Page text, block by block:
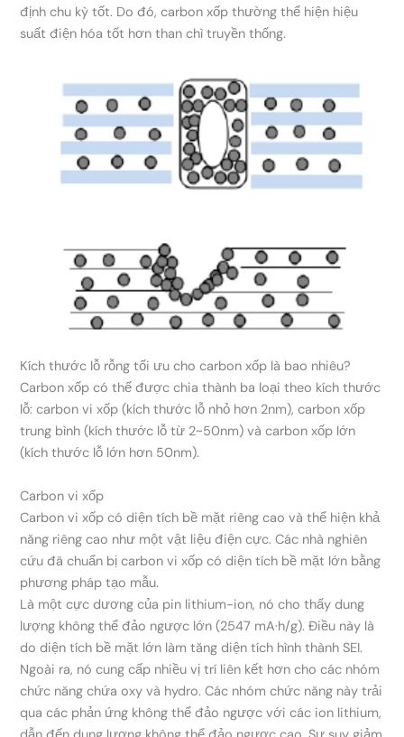
định chu kỳ tốt. Do đó, carbon xốp thường thể hiện hiệu
suất điện hóa tốt hơn than chì truyền thống.
Kích thước lỗ rỗng tối ưu cho carbon xốp là bao nhiêu?
Carbon xốp có thể được chia thành ba loại theo kích thước
lỗ: carbon vi xốp (kích thước lỗ nhỏ hơn 2nm), carbon xốp
trung bình (kích thước lỗ từ 2~50nm) và carbon xốp lớn
(kích thước lỗ lớn hơn 50nm).
Carbon vi xốp
Carbon vi xốp có diện tích bề mặt riêng cao và thể hiện khả
năng riêng cao như một vật liệu điện cực. Các nhà nghiên
cứu đã chuẩn bị carbon vi xốp có diện tích bề mặt lớn bằng
phương pháp tạo mẫu.
Là một cực dương của pin lithium-ion, nó cho thấy dung
lượng không thể đảo ngược lớn (2547 mA·h/g). Điều này là
do diện tích bề mặt lớn làm tăng diện tích hình thành SEI.
Ngoài ra, nó cung cấp nhiều vị trí liên kết hơn cho các nhóm
chức năng chứa oxy và hydro. Các nhóm chức năng này trải
qua các phản ứng không thể đảo ngược với các ion lithium,